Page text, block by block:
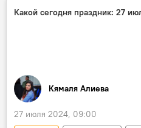
Болгария
Лига чемпионов
Лига
Какой сегодня праздник: 27
Кямаля Алиева
27 июля 2024, 09:00